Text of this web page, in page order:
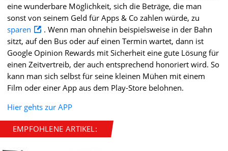
eine wunderbare Möglichkeit, sich die Beträge, die man
sonst von seinem Geld für Apps & Co zahlen würde, zu
sparen
. Wenn man ohnehin beispielsweise in der Bahn
sitzt, auf den Bus oder auf einen Termin wartet, dann ist
Google Opinion Rewards mit Sicherheit eine gute Lösung für
einen Zeitvertreib, der auch entsprechend honoriert wird. So
kann man sich selbst für seine kleinen Mühen mit einem
Film oder einer App aus dem Play-Store belohnen.
Hier gehts zur APP
EMPFOHLENE ARTIKEL: